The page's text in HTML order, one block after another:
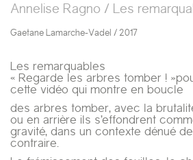
Annelise Ragno / Les
Gaetane Lamarche-Vadel / 2017
Les remarquables
« Regarde les arbres tomber !
cette vidéo qui montre en boucle
des arbres tomber, avec la
ou en arrière ils s’effondrent
gravité, dans un contexte dénué
contraire.